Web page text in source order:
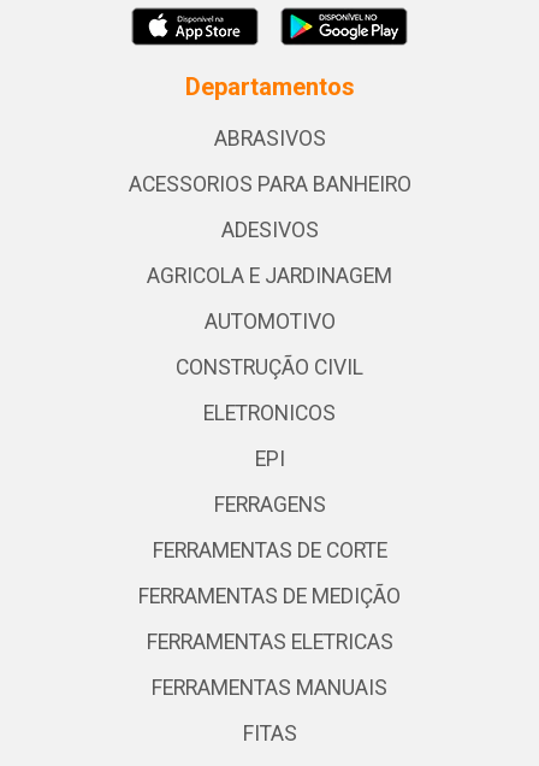
Departamentos
ABRASIVOS
ACESSORIOS PARA BANHEIRO
ADESIVOS
AGRICOLA E JARDINAGEM
AUTOMOTIVO
CONSTRUÇÃO CIVIL
ELETRONICOS
EPI
FERRAGENS
FERRAMENTAS DE CORTE
FERRAMENTAS DE MEDIÇÃO
FERRAMENTAS ELETRICAS
FERRAMENTAS MANUAIS
FITAS